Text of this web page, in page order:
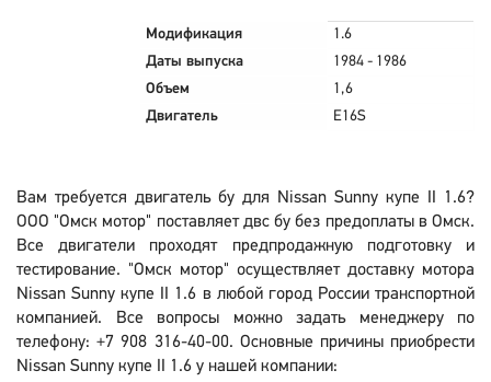
Модификация
1.6
Даты выпуска
1984 - 1986
Объем
1,6
Двигатель
E16S
Вам требуется двигатель бу для Nissan Sunny купе II 1.6?
ООО "Омск мотор" поставляет двс бу без предоплаты в Омск.
Все двигатели проходят предпродажную подготовку и
тестирование. "Омск мотор" осуществляет доставку мотора
Nissan Sunny купе II 1.6 в любой город России транспортной
компанией. Все вопросы можно задать менеджеру по
телефону: +7 908 316-40-00. Основные причины приобрести
Nissan Sunny купе II 1.6 у нашей компании: